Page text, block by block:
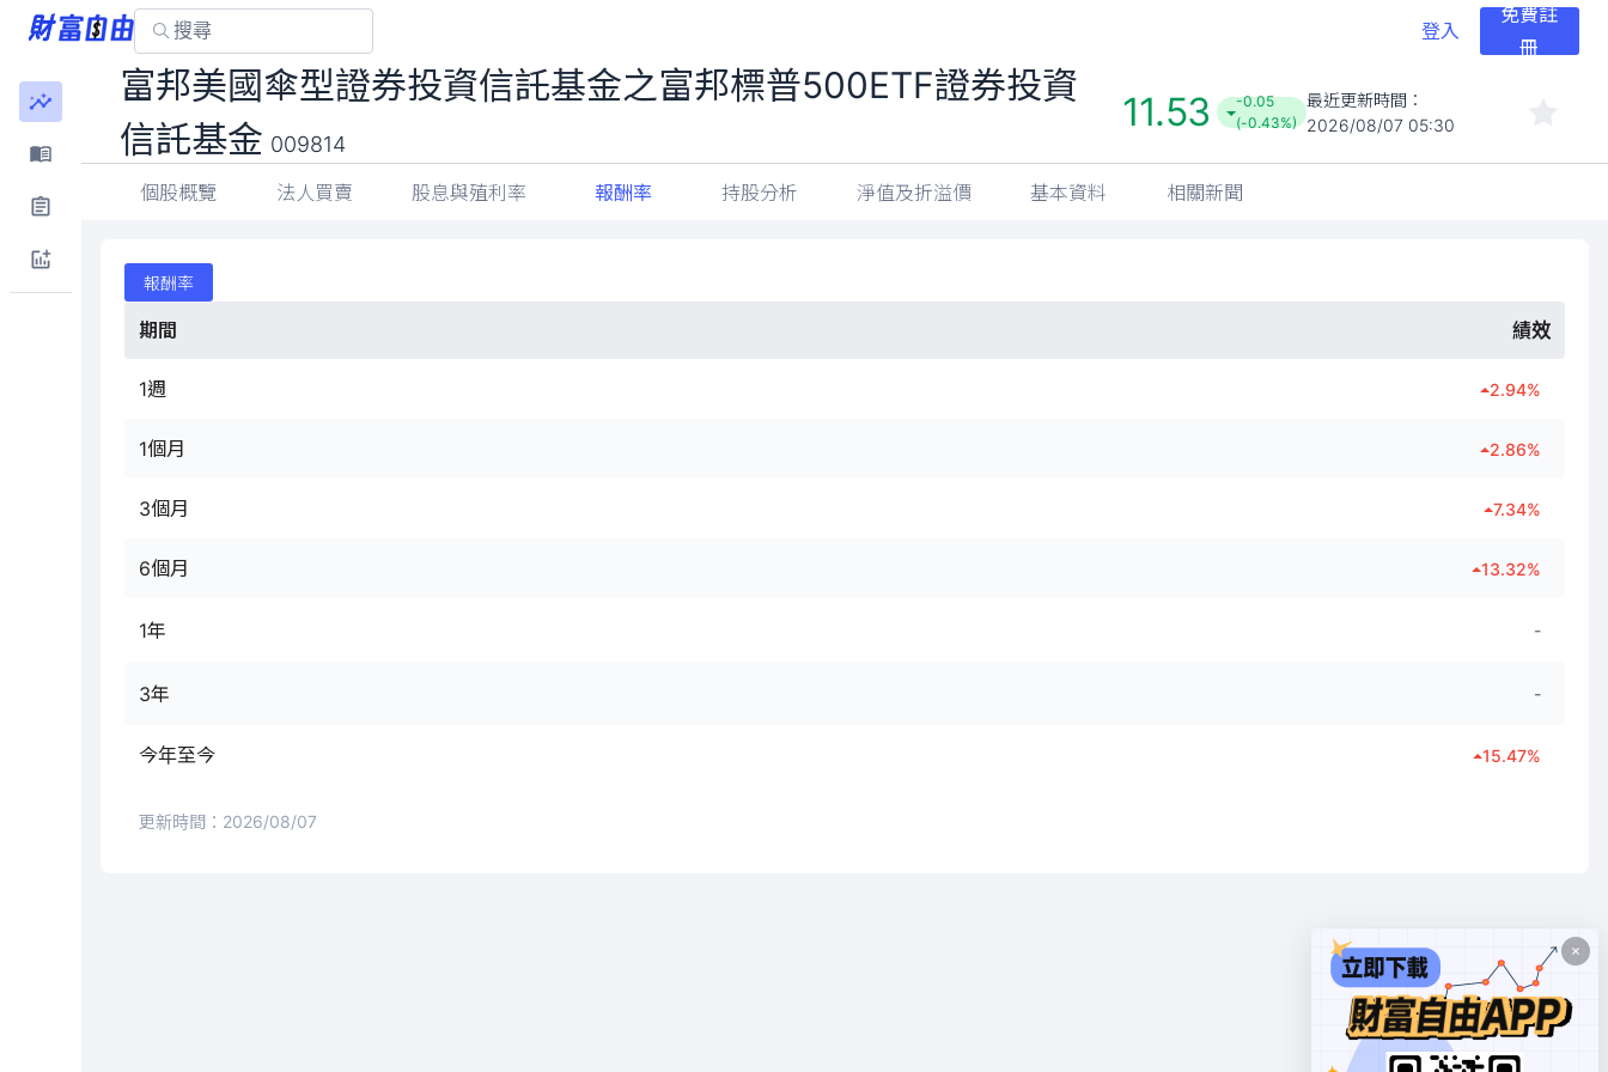
登入
免費註
冊
富邦美國傘型證券投資信託基金之富邦標普500ETF證券投資
信託基金 009814
11.53
-0.05
(-0.43%)
最近更新時間：
2026/08/07 05:30
個股概覽 法人買賣 股息與殖利率 報酬率 持股分析 淨值及折溢價 基本資料 相關新聞
報酬率
期間 績效
1週 2.94%
1個月 2.86%
3個月 7.34%
6個月 13.32%
1年 -
3年 -
今年至今 15.47%
更新時間： 2026/08/07